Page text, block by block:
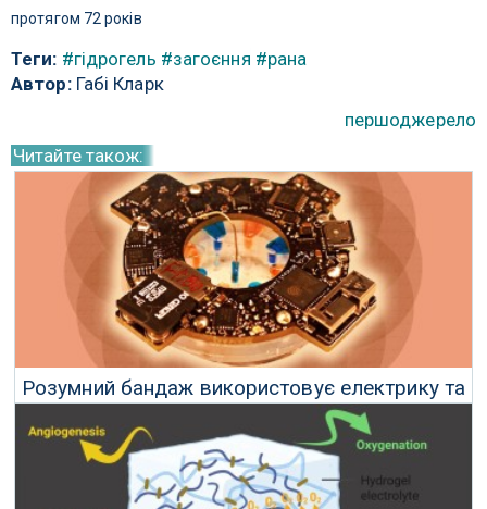
протягом 72 років
Теги: #гідрогель #загоєння #рана
Автор:Габі Кларк
першоджерело
Читайте також:
Розумний бандаж використовує електрику та
ліки для загоєння ран
15 Листопада 2025 р.